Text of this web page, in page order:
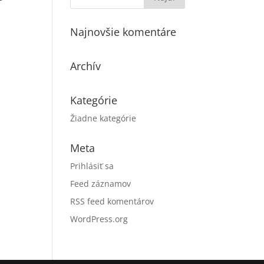
Najnovšie komentáre
Archív
Kategórie
Žiadne kategórie
Meta
Prihlásiť sa
Feed záznamov
RSS feed komentárov
WordPress.org